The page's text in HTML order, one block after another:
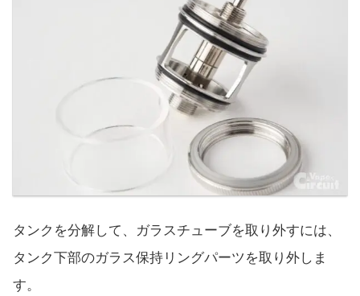
タンクを分解して、ガラスチューブを取り外すには、
タンク下部のガラス保持リングパーツを取り外しま
す。